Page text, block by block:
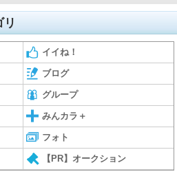
リ
イイね！
ブログ
グループ
みんカラ＋
フォト
【PR】オークション